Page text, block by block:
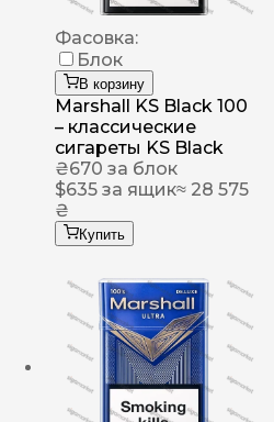
Фасовка:
Блок
В корзину
Marshall KS Black 100
– классические
сигареты KS Black
₴670 за блок
$635 за ящик≈ 28 575
₴
Купить